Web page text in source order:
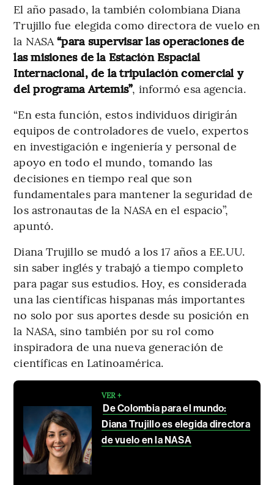
El año pasado, la también colombiana Diana
Trujillo fue elegida como directora de vuelo en
la NASA“para supervisar las operaciones de
las misiones de la Estación Espacial
Internacional, de la tripulación comercial y
del programa Artemis”, informó esa agencia.
“En esta función, estos individuos dirigirán
equipos de controladores de vuelo, expertos
en investigación e ingeniería y personal de
apoyo en todo el mundo, tomando las
decisiones en tiempo real que son
fundamentales para mantener la seguridad de
los astronautas de la NASA en el espacio”,
apuntó.
Diana Trujillo se mudó a los 17 años a EE.UU.
sin saber inglés y trabajó a tiempo completo
para pagar sus estudios. Hoy, es considerada
una las científicas hispanas más importantes
no solo por sus aportes desde su posición en
la NASA, sino también por su rol como
inspiradora de una nueva generación de
científicas en Latinoamérica.
VER +
De Colombia para el mundo:
Diana Trujillo es elegida directora
de vuelo en la NASA